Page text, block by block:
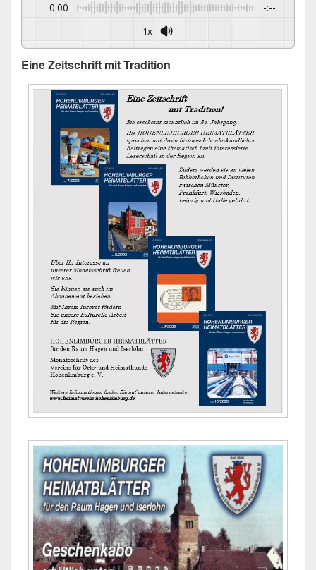
0:00 -:--
1x
Eine Zeitschrift mit Tradition